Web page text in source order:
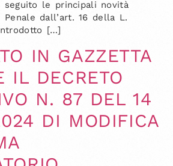
le principali novità
dall’art. 16 della L.
[…]
IN GAZZETTA
IL DECRETO
N. 87 DEL 14
DI MODIFICA